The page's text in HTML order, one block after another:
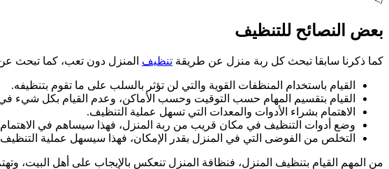
بعض النصائح للتنظيف
كما ذكرنا سابقا تبحث كل ربة منزل عن طريقة تنظيف المنزل دون تعب، كما تبحث
القيام باستخدام المنظفات القوية والتي لن تؤثر بالسلب على ما تقوم بتنظيفه.
القيام بتقسيم المهام حسب التوقيت وحسب الأماكن، وعدم القيام بكل شيء
الاهتمام بشراء الأدوات والمعدات التي تسهل عملية التنظيف.
وضع أدوات التنظيف في مكان قريب من ربة المنزل، فهذا سيساهم في
التخلص من الفوضى التي في المنزل بقدر الإمكان، فهذا سيسهل عملية
من المهم القيام بتنظيف المنزل، فنظافة المنزل تنعكس بالإيجاب على أهل البيت،